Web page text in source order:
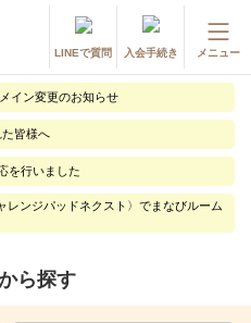
LINEで質問 入会手続き メニュー
き
イン変更のお知らせ
た皆様へ
を行いました
レンジパッドネクスト〉でまなびルーム
ら探す